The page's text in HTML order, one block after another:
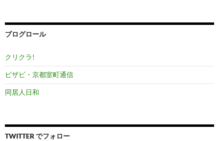
ブ
ブログロール
クリクラ!
ビザビ・京都室町通信
同居人日和
TWITTER でフォロー